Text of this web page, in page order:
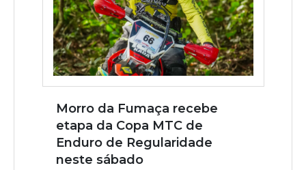
Morro da Fumaça recebe
etapa da Copa MTC de
Enduro de Regularidade
neste sábado